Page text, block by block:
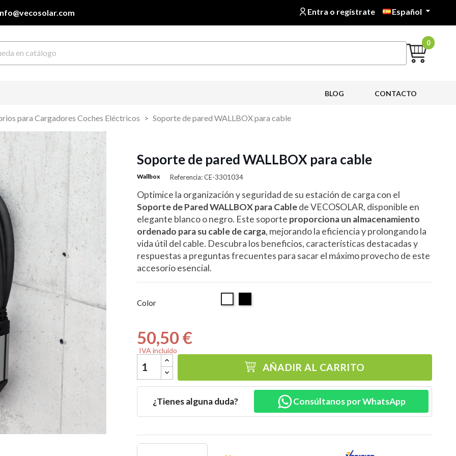
Entra o regístrate Español 
0
CONTACTO
BLOG
para Cargadores Coches Eléctricos Soporte de pared WALLBOX para cable

Soporte de pared WALLBOX para cable
Wallbox Referencia: CE-3301034
Optimice la organización y seguridad de su estación de carga con el
Soporte de Pared WALLBOX para Cablede VECOSOLAR, disponible en
elegante blanco o negro. Este soporte proporciona un almacenamiento
ordenado para su cable de carga, mejorando la eficiencia y prolongando la
vida útil del cable. Descubra los beneficios, características destacadas y
respuestas a preguntas frecuentes para sacar el máximo provecho de este
accesorio esencial.
Color
50,50 €
IVA incluido
AÑADIR AL CARRITO
¿Tienes alguna duda? Consúltanos por WhatsApp